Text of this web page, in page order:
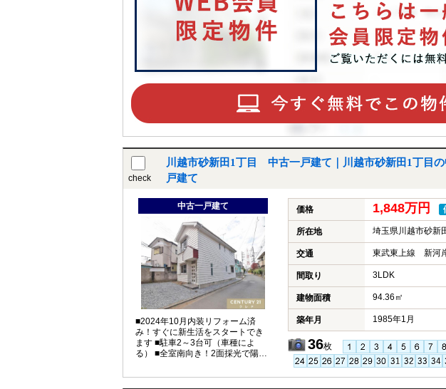
check
川越市砂新田1丁目 中古一戸建て｜川越市砂新田1丁目
戸建て
中古一戸建て
■2024年10月内装リフォーム済
み！すぐに新生活をスタートでき
ます ■駐車2～3台可（車種によ
る） ■全室南向き！2面採光で陽当
価格 1,848万円
所在地 埼玉県川越市砂新
交通 東武東上線 新河
間取り 3LDK
建物面積 94.36㎡
築年月 1985年1月
36枚